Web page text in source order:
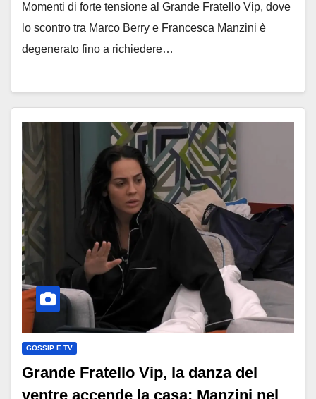
Momenti di forte tensione al Grande Fratello Vip, dove
lo scontro tra Marco Berry e Francesca Manzini è
degenerato fino a richiedere…
GOSSIP E TV
Grande Fratello Vip, la danza del
ventre accende la casa: Manzini nel